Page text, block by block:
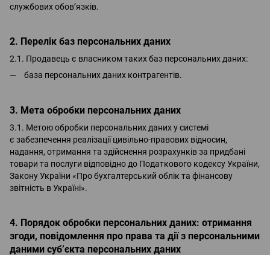
службових обов’язків.
2. Перелік баз персональних даних
2.1. Продавець є власником таких баз персональних даних:
база персональних даних контрагентів.
3. Мета обробки персональних даних
3.1. Метою обробки персональних даних у системі
є забезпечення реалізації цивільно-правових відносин,
надання, отримання та здійснення розрахунків за придбані
товари та послуги відповідно до Податкового кодексу України,
Закону України «Про бухгалтерський облік та фінансову
звітність в Україні».
4. Порядок обробки персональних даних: отримання
згоди, повідомлення про права та дії з персональними
даними суб’єкта персональних даних